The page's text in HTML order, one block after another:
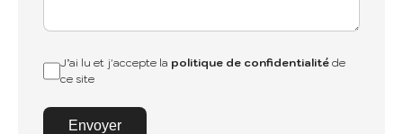
J’ai lu et j'accepte la politique de confidentialitéde
ce site
Envoyer